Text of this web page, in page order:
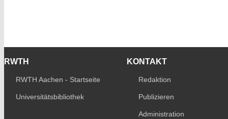
RWTH
RWTH Aachen - Startseite
Universitätsbibliothek
KONTAKT
Redaktion
Publizieren
Administration